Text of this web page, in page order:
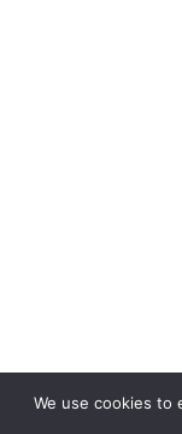
We use cookies